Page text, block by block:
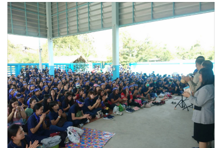
• Green Innovation & SD
• Management & HR
• MGR Live
• Infographic
• การเมือง
• ท่องเที่ยว
• กีฬา
• ต่างประเทศ
• Special Scoop